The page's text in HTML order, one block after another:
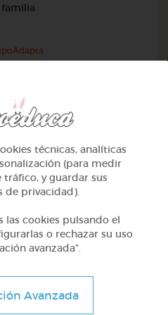
familia
y fotografía
técnicas, analíticas
(para medir
tráfico, y guardar sus
de privacidad).
las cookies pulsando el
o rechazar su uso
avanzada”.
Avanzada